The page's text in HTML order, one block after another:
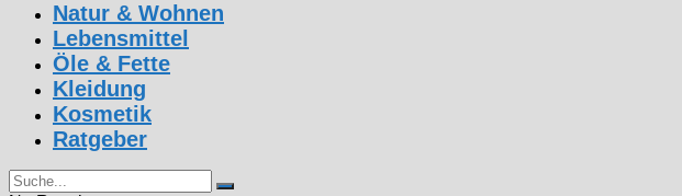
Natur & Wohnen
Lebensmittel
Öle & Fette
Kleidung
Kosmetik
Ratgeber